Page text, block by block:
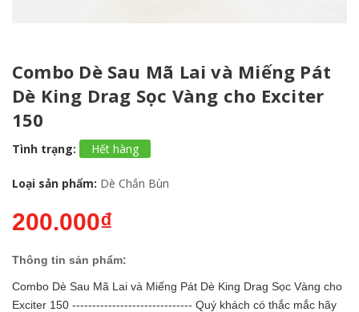
Combo Dè Sau Mã Lai và Miếng Pát
Dè King Drag Sọc Vàng cho Exciter
150
Tình trạng: Hết hàng
Loại sản phẩm: Dè Chắn Bùn
200.000₫
Thông tin sản phẩm:
Combo Dè Sau Mã Lai và Miếng Pát Dè King Drag Sọc Vàng cho
Exciter 150 ------------------------------ Quý khách có thắc mắc hãy